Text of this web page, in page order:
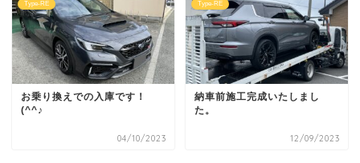
Type-RE
お乗り換えでの入庫です！
(^^♪
04/10/2023
Type-RE
納車前施工完成いたしまし
た。
12/09/2023